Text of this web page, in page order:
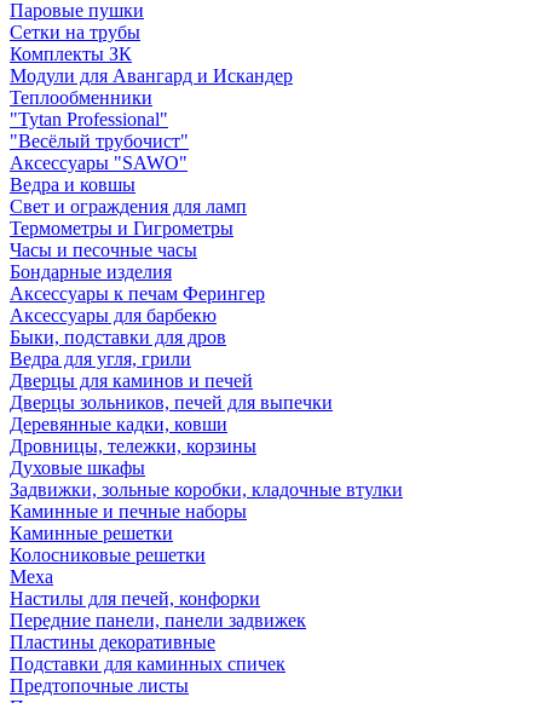
Паровые пушки
Сетки на трубы
Комплекты ЗК
Модули для Авангард и Искандер
Теплообменники
"Tytan Professional"
"Весёлый трубочист"
Аксессуары "SAWO"
Ведра и ковшы
Свет и ограждения для ламп
Термометры и Гигрометры
Часы и песочные часы
Бондарные изделия
Аксессуары к печам Ферингер
Аксессуары для барбекю
Быки, подставки для дров
Ведра для угля, грили
Дверцы для каминов и печей
Дверцы зольников, печей для выпечки
Деревянные кадки, ковши
Дровницы, тележки, корзины
Духовые шкафы
Задвижки, зольные коробки, кладочные втулки
Каминные и печные наборы
Каминные решетки
Колосниковые решетки
Меха
Настилы для печей, конфорки
Передние панели, панели задвижек
Пластины декоративные
Подставки для каминных спичек
Предтопочные листы